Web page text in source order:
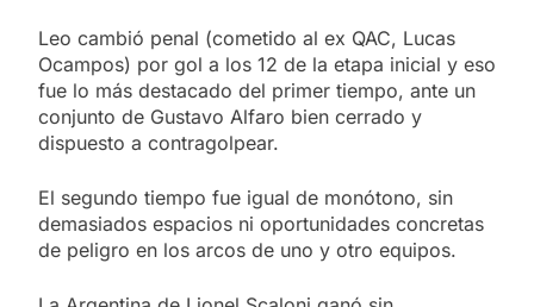
Leo cambió penal (cometido al ex QAC, Lucas
Ocampos) por gol a los 12 de la etapa inicial y eso
fue lo más destacado del primer tiempo, ante un
conjunto de Gustavo Alfaro bien cerrado y
dispuesto a contragolpear.
El segundo tiempo fue igual de monótono, sin
demasiados espacios ni oportunidades concretas
de peligro en los arcos de uno y otro equipos.